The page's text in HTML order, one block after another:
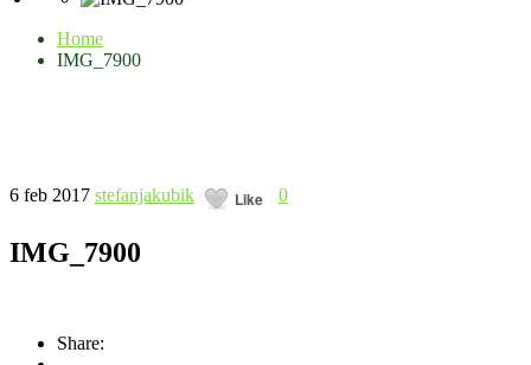
Home
IMG_7900
6 feb 2017 stefanjakubik Like 0
IMG_7900
Share: